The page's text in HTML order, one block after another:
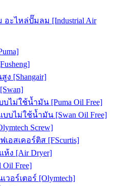
ะไหล่ปั๊มลม [Industrial Air
[Shangair]
ไม่ใช้น้ำมัน [Puma Oil Free]
บไม่ใช้น้ำมัน [Swan Oil Free]
Screw]
อสเคอร์ติส [FScurtis]
ห้ง [Air Dryer]
Free]
อร์เตอร์ [Olymtech]